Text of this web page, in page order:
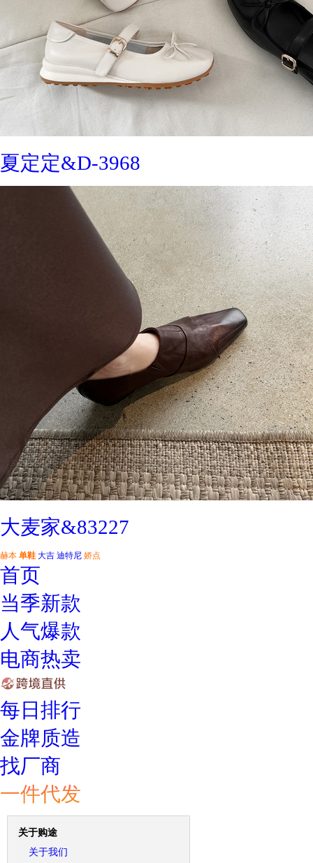
夏定定&D-3968
大麦家&83227
赫本 单鞋 大吉 迪特尼 娇点
首页
当季新款
人气爆款
电商热卖
每日排行
金牌质造
找厂商
一件代发
关于购途
关于我们